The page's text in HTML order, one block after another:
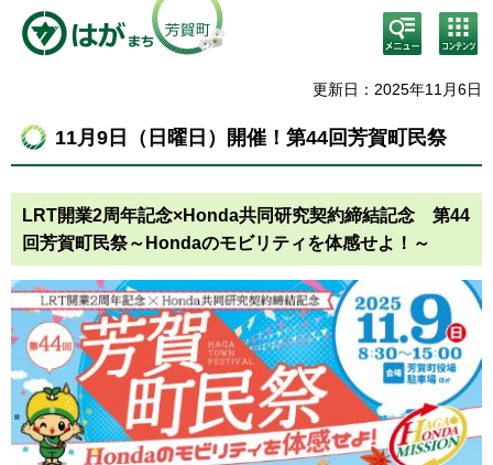
検
索・
メニ
コン
テン
ニュ
更新日：2025年11月6日
11月9日（日曜日）開催！第44回芳賀町民祭
LRT開業2周年記念×Honda共同研究契約締結記念 第44
回芳賀町民祭～Hondaのモビリティを体感せよ！～